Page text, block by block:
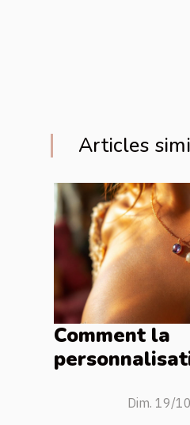
Articles
Comment la
des moments
Dim. 19/